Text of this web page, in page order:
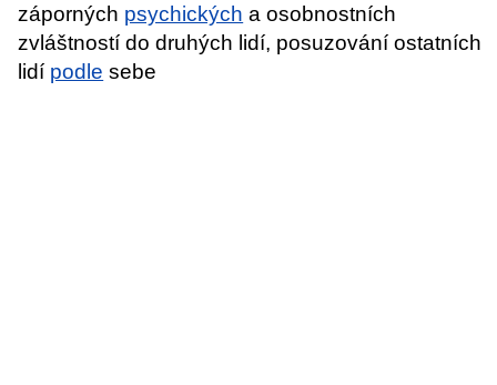
záporných psychických a osobnostních
zvláštností do druhých lidí, posuzování ostatních
lidí podle sebe